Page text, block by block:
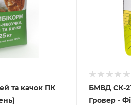
та качок ПК
БМВД СК-21
Гровер -